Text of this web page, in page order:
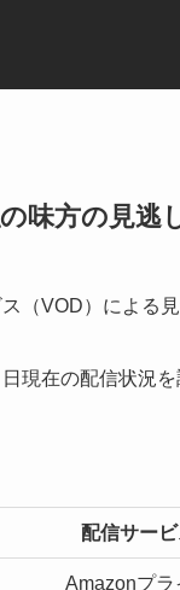
味方の見逃
（VOD）による
現在の配信状況を
配信サービ
Amazonプラ